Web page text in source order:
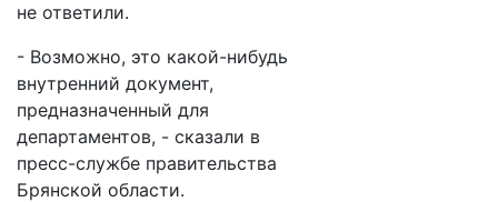
не ответили.
- Возможно, это какой-нибудь
внутренний документ,
предназначенный для
департаментов, - сказали в
пресс-службе правительства
Брянской области.